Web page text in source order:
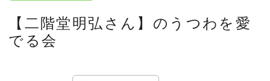
LIFESTYLE
【二階堂明弘さん】のうつわを愛
でる会